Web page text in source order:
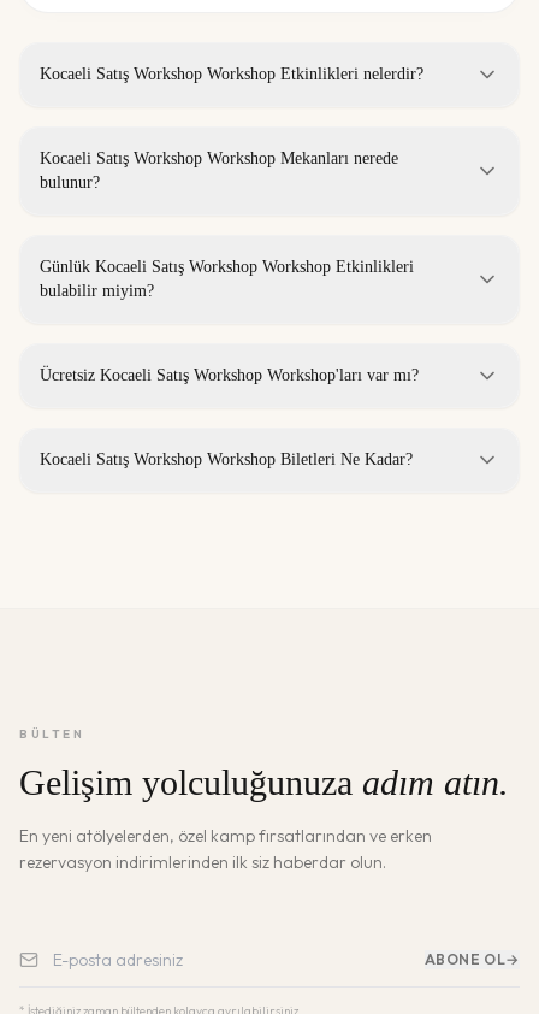
Kocaeli Satış Workshop Workshop Etkinlikleri nelerdir?
Kocaeli Satış Workshop Workshop Mekanları nerede
bulunur?
Günlük Kocaeli Satış Workshop Workshop Etkinlikleri
bulabilir miyim?
Ücretsiz Kocaeli Satış Workshop Workshop'ları var mı?
Kocaeli Satış Workshop Workshop Biletleri Ne Kadar?
BÜLTEN
Gelişim yolculuğunuza adım atın.
En yeni atölyelerden, özel kamp fırsatlarından ve erken
rezervasyon indirimlerinden ilk siz haberdar olun.
ABONE OL→